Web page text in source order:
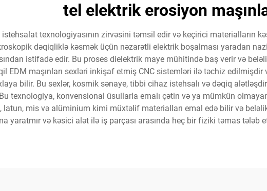
tel elektrik erosiyon
istehsalat texnologiyasının zirvəsini təmsil edir və keçirici materialların
dəqiqliklə kəsmək üçün nəzarətli elektrik boşalması yaradan
istifadə edir. Bu proses dielektrik maye mühitində baş verir və
EDM maşınları sexləri inkişaf etmiş CNC sistemləri ilə təchiz
bilir. Bu sexlər, kosmik sənaye, tibbi cihaz istehsalı və dəqiq
texnologiya, konvensional üsullarla emalı çətin və ya mümkün
latun, mis və alüminium kimi müxtəlif materialları emal edə bilir və
yaratmır və kəsici alət ilə iş parçası arasında heç bir fiziki təmas